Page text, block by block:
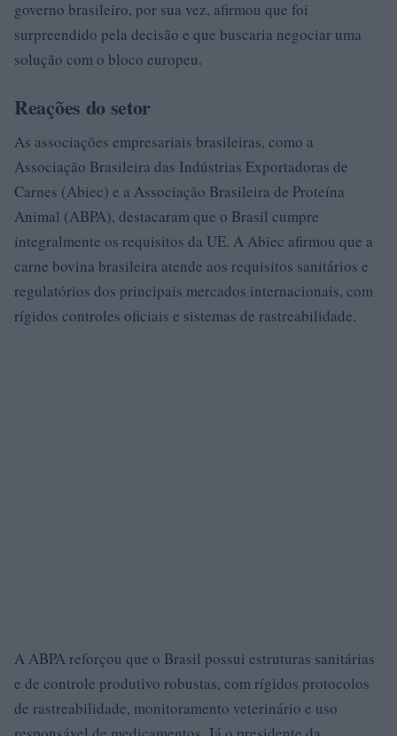
governo brasileiro, por sua vez, afirmou que foi
surpreendido pela decisão e que buscaria negociar uma
solução com o bloco europeu.
Reações do setor
As associações empresariais brasileiras, como a
Associação Brasileira das Indústrias Exportadoras de
Carnes (Abiec) e a Associação Brasileira de Proteína
Animal (ABPA), destacaram que o Brasil cumpre
integralmente os requisitos da UE. A Abiec afirmou que a
carne bovina brasileira atende aos requisitos sanitários e
regulatórios dos principais mercados internacionais, com
rígidos controles oficiais e sistemas de rastreabilidade.
A ABPA reforçou que o Brasil possui estruturas sanitárias
e de controle produtivo robustas, com rígidos protocolos
de rastreabilidade, monitoramento veterinário e uso